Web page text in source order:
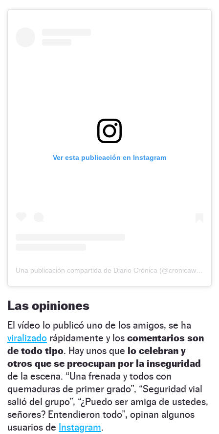
Ver esta publicación en Instagram
Una publicación compartida de Diario Crónica (@cronicaweb)
Las opiniones
El vídeo lo publicó uno de los amigos, se ha
viralizado rápidamente y los comentarios son
de todo tipo. Hay unos que lo celebran y
otros que se preocupan por la inseguridad
de la escena. “Una frenada y todos con
quemaduras de primer grado”, “Seguridad vial
salió del grupo”, “¿Puedo ser amiga de ustedes,
señores? Entendieron todo”, opinan algunos
usuarios de Instagram.